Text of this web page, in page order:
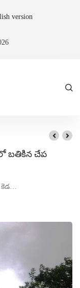
version
బతికిన చేప